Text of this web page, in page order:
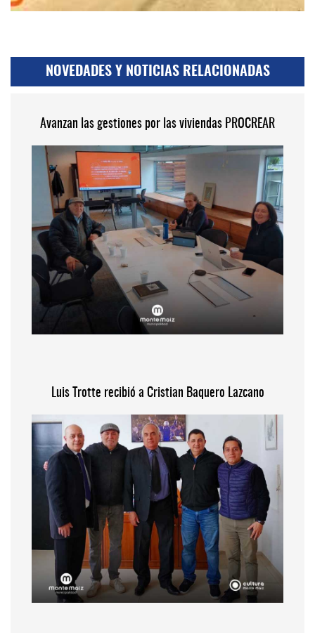
NOVEDADES Y NOTICIAS RELACIONADAS
Avanzan las gestiones por las viviendas PROCREAR
Luis Trotte recibió a Cristian Baquero Lazcano